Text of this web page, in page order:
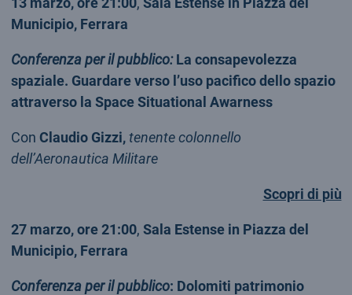
Municipio, Ferrara
Conferenza per il pubblico: La consapevolezza
spaziale. Guardare verso l’uso pacifico dello spazio
attraverso la Space Situational Awarness
Con Claudio Gizzi,tenente colonnello
dell’Aeronautica Militare
Scopri di più
27 marzo, ore 21:00, Sala Estense in Piazza del
Municipio, Ferrara
Conferenza per il pubblico: Dolomiti patrimonio